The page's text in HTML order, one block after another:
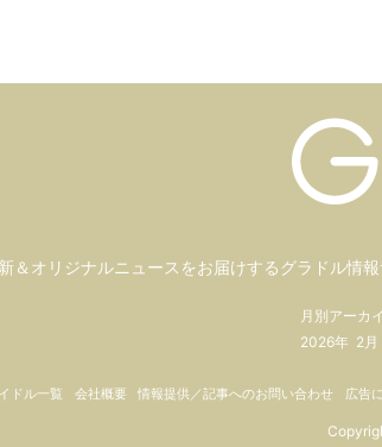
＆オリジナルニュースをお届けするグラドル情報
月別アーカ
2026年 2月
ドル一覧 会社概要 情報提供／記事へのお問い合わせ 広告